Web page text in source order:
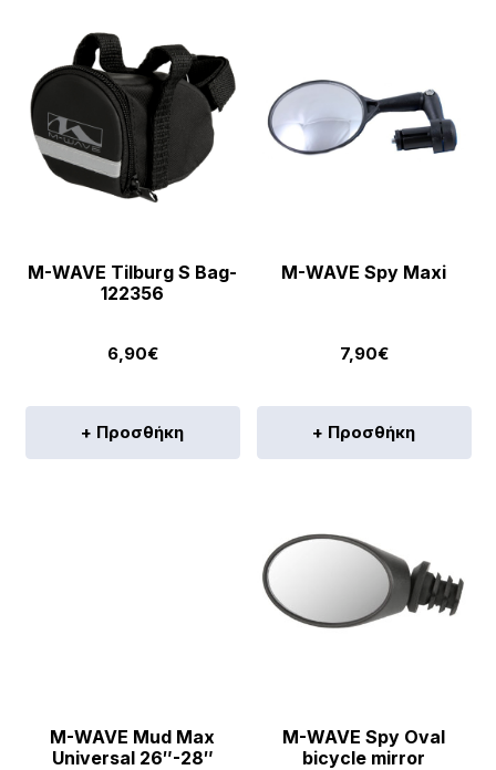
M-WAVE Tilburg S Bag-
122356
6,90€
+ Προσθήκη
M-WAVE Spy Maxi
7,90€
+ Προσθήκη
M-WAVE Mud Max
Universal 26″-28″
M-WAVE Spy Oval
bicycle mirror